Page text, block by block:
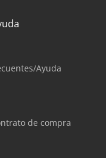
Ayuda
de compra